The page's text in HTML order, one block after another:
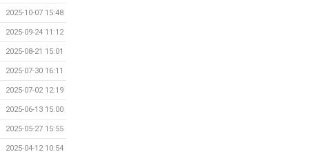
2025-10-07 15:48
2025-09-24 11:12
2025-08-21 15:01
2025-07-30 16:11
2025-07-02 12:19
2025-06-13 15:00
2025-05-27 15:55
2025-04-12 10:54